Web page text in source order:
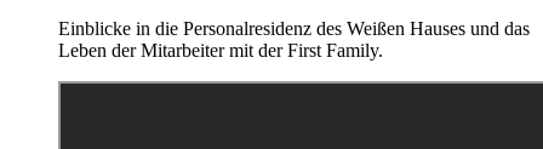
Einblicke in die Personalresidenz des Weißen Hauses und das
Leben der Mitarbeiter mit der First Family.